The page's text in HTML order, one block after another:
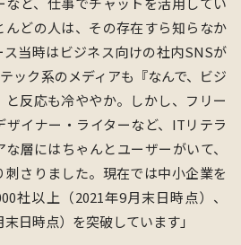
どの人は、その存在すら知らなか
ス当時はビジネス向けの社内SNSが
ック系のメディアも『なんで、ビジ
反応も冷ややか。しかし、フリー
ザイナー・ライターなど、ITリテラ
層にはちゃんとユーザーがいて、
さりました。現在では中小企業を
社以上（2021年9月末日時点）、
日時点）を突破しています」